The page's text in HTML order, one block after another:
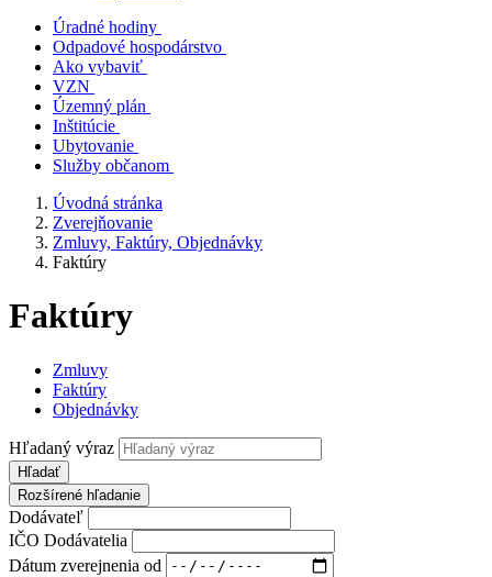
Úradné hodiny
Odpadové hospodárstvo
Ako vybaviť
VZN
Územný plán
Inštitúcie
Ubytovanie
Služby občanom
Úvodná stránka
Zverejňovanie
Zmluvy, Faktúry, Objednávky
Faktúry
Faktúry
Zmluvy
Faktúry
Objednávky
Hľadaný výraz
Hľadať
Rozšírené hľadanie
Dodávateľ
IČO Dodávatelia
Dátum zverejnenia od